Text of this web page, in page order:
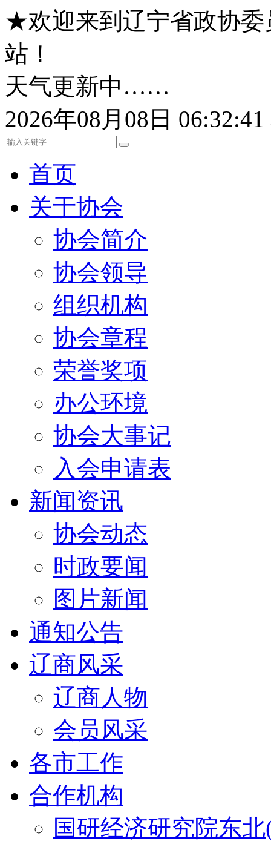
★欢迎来到辽宁省政协委
站！
天气更新中……
2026年08月08日
首页
关于协会
协会简介
协会领导
组织机构
协会章程
荣誉奖项
办公环境
协会大事记
入会申请表
新闻资讯
协会动态
时政要闻
图片新闻
通知公告
辽商风采
辽商人物
会员风采
各市工作
合作机构
国研经济研究院东